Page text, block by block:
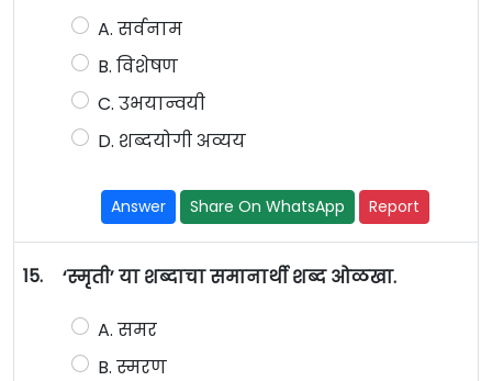
A. सर्वनाम
B. विशेषण
C. उभयान्वयी
D. शब्दयोगी अव्यय
Answer Share On WhatsApp Report
15. ‘स्मृती’ या शब्दाचा समानार्थी शब्द ओळखा.
A. समर
B. स्मरण